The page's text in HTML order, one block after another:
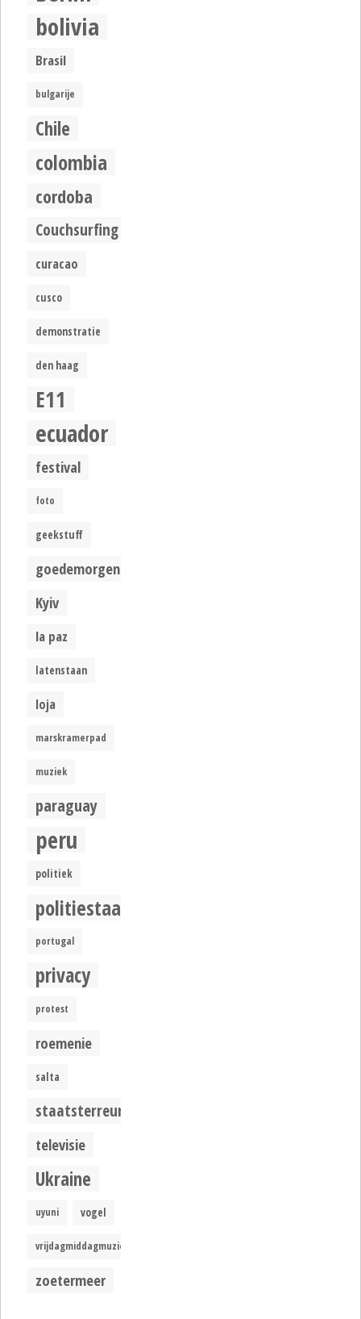
bolivia
Brasil
bulgarije
Chile
colombia
cordoba
Couchsurfing
curacao
cusco
demonstratie
den haag
E11
ecuador
festival
foto
geekstuff
goedemorgen
Kyiv
la paz
latenstaan
loja
marskramerpad
muziek
paraguay
peru
politiek
politiestaat
portugal
privacy
protest
roemenie
salta
staatsterreur
televisie
Ukraine
uyuni vogel
vrijdagmiddagmuziek
zoetermeer